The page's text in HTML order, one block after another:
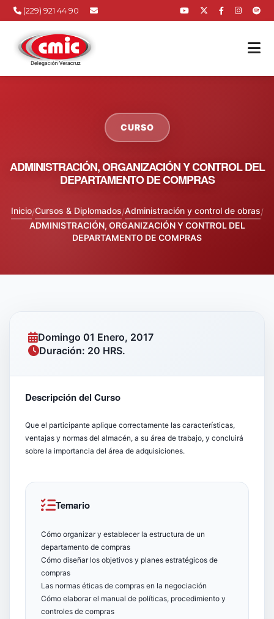
(229) 921 44 90
CURSO
ADMINISTRACIÓN, ORGANIZACIÓN Y CONTROL DEL
DEPARTAMENTO DE COMPRAS
Inicio/Cursos & Diplomados/Administración y control de obras/
ADMINISTRACIÓN, ORGANIZACIÓN Y CONTROL DEL
DEPARTAMENTO DE COMPRAS
Domingo 01 Enero, 2017
Duración: 20 HRS.
Descripción del Curso
Que el participante aplique correctamente las características,
ventajas y normas del almacén, a su área de trabajo, y concluirá
sobre la importancia del área de adquisiciones.
Temario
Cómo organizar y establecer la estructura de un
departamento de compras
Cómo diseñar los objetivos y planes estratégicos de
compras
Las normas éticas de compras en la negociación
Cómo elaborar el manual de políticas, procedimiento y
controles de compras